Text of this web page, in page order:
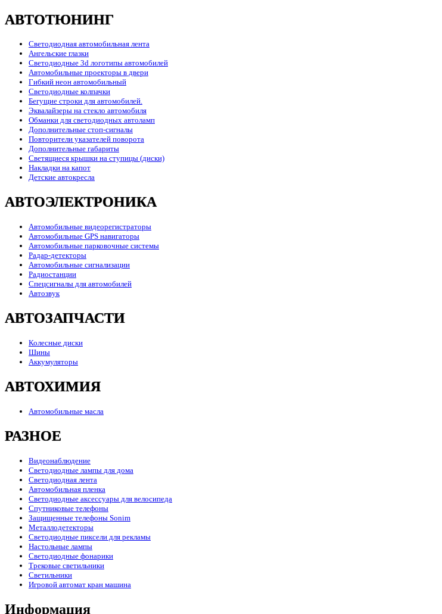
АВТОТЮНИНГ
Светодиодная автомобильная лента
Ангельские глазки
Светодиодные 3d логотипы автомобилей
Автомобильные проекторы в двери
Гибкий неон автомобильный
Светодиодные колпачки
Бегущие строки для автомобилей.
Эквалайзеры на стекло автомобиля
Обманки для светодиодных автоламп
Дополнительные стоп-сигналы
Повторители указателей поворота
Дополнительные габариты
Светящиеся крышки на ступицы (диски)
Накладки на капот
Детские автокресла
АВТОЭЛЕКТРОНИКА
Автомобильные видеорегистраторы
Автомобильные GPS навигаторы
Автомобильные парковочные системы
Радар-детекторы
Автомобильные сигнализации
Радиостанции
Спецсигналы для автомобилей
Автозвук
АВТОЗАПЧАСТИ
Колесные диски
Шины
Аккумуляторы
АВТОХИМИЯ
Автомобильные масла
РАЗНОЕ
Видеонаблюдение
Светодиодные лампы для дома
Светодиодная лента
Автомобильная пленка
Светодиодные аксессуары для велосипеда
Спутниковые телефоны
Защищенные телефоны Sonim
Металлодетекторы
Светодиодные пиксели для рекламы
Настольные лампы
Светодиодные фонарики
Трековые светильники
Светильники
Игровой автомат кран машина
Информация